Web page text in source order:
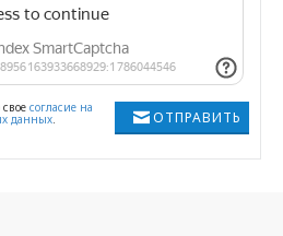
ОТПРАВИТЬ
согласие на
данных.